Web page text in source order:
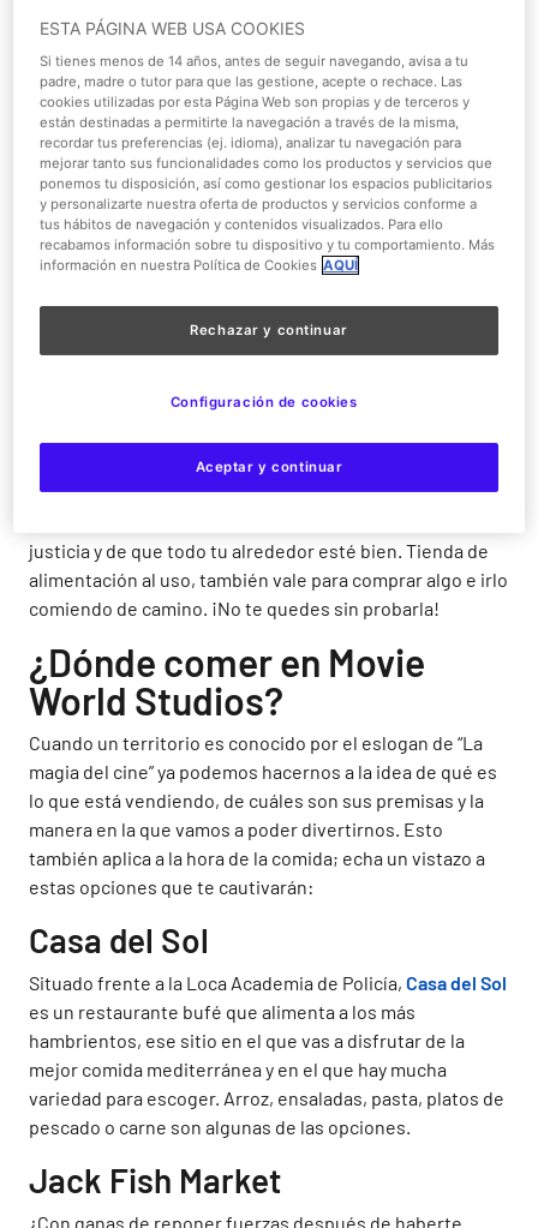
no pueden dejar de pasar por
restaurante que sabe bien cómo alimentar a los
pequeños y grandes superhéroes de la familia. Con una
amplia variedad en la carta para que puedas escoger, sin
duda es un sitio en el que merece la pena parar.
The Penguin Helados
Con el calor que hace en Madrid durante los meses de
verano, nada como pasar porThe Penguin Helados, una
cafetería en la que podrás refrescarte con sabores de
película. Ideal para ese postre que mereces tras la
comida, seguro que te encanta la idea de tomar aquí un
Robinson Park Pantry
Robinson Park Pantryse encuentra en el centro de DC
Super Heroes World. Famoso por sus Batgofre, te
justicia y de que todo tu alrededor esté bien. Tienda de
alimentación al uso, también vale para comprar algo e irlo
comiendo de camino. ¡No te quedes sin probarla!
¿Dónde comer en Movie
World Studios?
Cuando un territorio es conocido por el eslogan de “La
magia del cine” ya podemos hacernos a la idea de qué es
lo que está vendiendo, de cuáles son sus premisas y la
manera en la que vamos a poder divertirnos. Esto
también aplica a la hora de la comida; echa un vistazo a
estas opciones que te cautivarán:
Casa del Sol
Situado frente a la Loca Academia de Policía, Casa del Sol
es un restaurante bufé que alimenta a los más
hambrientos, ese sitio en el que vas a disfrutar de la
mejor comida mediterránea y en el que hay mucha
variedad para escoger. Arroz, ensaladas, pasta, platos de
pescado o carne son algunas de las opciones.
Jack Fish Market
¿Con ganas de reponer fuerzas después de haberte
ESTA PÁGINA WEB USA COOKIES
Si tienes menos de 14 años, antes de seguir navegando, avisa a tu
padre, madre o tutor para que las gestione, acepte o rechace. Las
cookies utilizadas por esta Página Web son propias y de terceros y
están destinadas a permitirte la navegación a través de la misma,
recordar tus preferencias (ej. idioma), analizar tu navegación para
mejorar tanto sus funcionalidades como los productos y servicios que
ponemos tu disposición, así como gestionar los espacios publicitarios
y personalizarte nuestra oferta de productos y servicios conforme a
tus hábitos de navegación y contenidos visualizados. Para ello
recabamos información sobre tu dispositivo y tu comportamiento. Más
información en nuestra Política de Cookies AQUÍ
Rechazar y continuar
Aceptar y continuar
Configuración de cookies